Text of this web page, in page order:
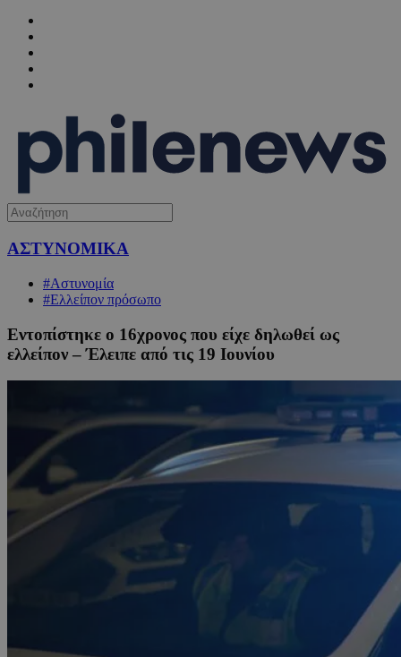
ΑΣΤΥΝΟΜΙΚΑ
#Αστυνομία
#Ελλείπον πρόσωπο
Εντοπίστηκε ο 16χρονος που είχε δηλωθεί ως
ελλείπον – Έλειπε από τις 19 Ιουνίου